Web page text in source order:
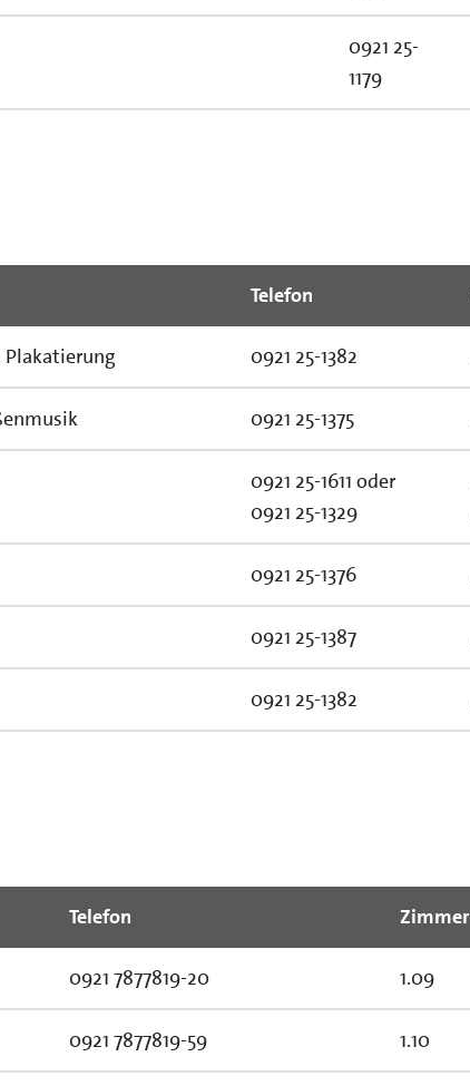
0921 25-
1179
Telefon
Plakatierung 0921 25-1382
0921 25-1375
0921 25-1611 oder
0921 25-1329
0921 25-1376
0921 25-1387
0921 25-1382
Telefon Zimmer
0921 7877819-20 1.09
0921 7877819-59 1.10